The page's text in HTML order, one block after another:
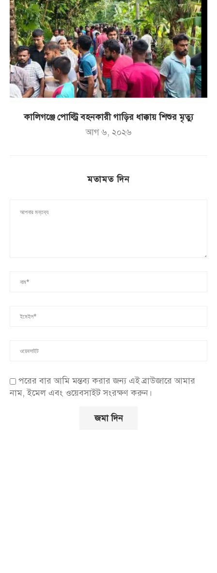
কালিগঞ্জে পোল্ট্রি বহনকারী গাড়ির ধাক্কায় শিশুর মৃত্যু
আগ ৬, ২০২৬
মতামত দিন
পরের বার আমি মন্তব্য করার জন্য এই ব্রাউজারে আমার
নাম, ইমেল এবং ওয়েবসাইট সংরক্ষণ করুন।